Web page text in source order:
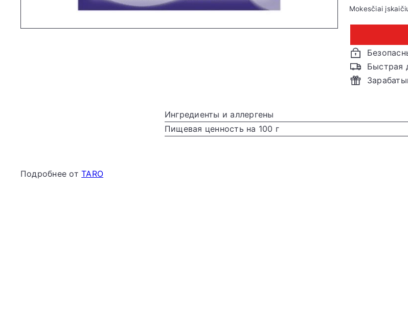
Mokesčiai
Быстрая
Ингредиенты и аллергены
Пищевая ценность на 100 г
Подробнее отTARO